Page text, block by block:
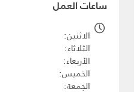
ساعات العمل
الاثنين
الثلاثاء
الأربعاء
الخميس
الجمعة